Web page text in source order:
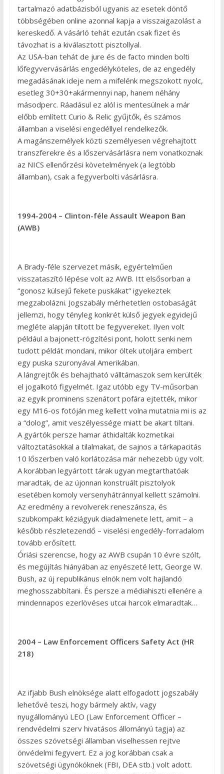
tartalmazó adatbázisból ugyanis az esetek döntő
többségében online azonnal kapja a visszaigazolást a
kereskedő. A vásárló tehát ezután csak fizet és
távozhat is a kiválasztott pisztollyal.
Az USA-ban tehát de jure és de facto minden bolti
lőfegyvervásárlás engedélyköteles, de az engedély
megadásának ideje nem a mifelénk megszokott nyolc,
esetleg 30+30+akármennyi nap, hanem néhány
másodperc. Ráadásul ez alól is mentesülnek a már
előbb említett Curio & Relic gyűjtők, és számos
államban a viselési engedéllyel rendelkezők.
A magánszemélyek közti személyesen végrehajtott
transzferekre és a lőszervásárlásra nem vonatkoznak
az NICS ellenőrzési követelmények (a legtöbb
államban), csak a fegyverbolti vásárlásra.
1994-2004 – Clinton-féle Assault Weapon Ban
(AWB)
A Brady-féle szervezet másik, egyértelműen
visszataszító lépése volt az AWB. Itt elsősorban a
“gonosz külsejű fekete puskákat” igyekeztek
megzabolázni. Jogszabály mérhetetlen ostobaságát
jellemzi, hogy tényleg konkrét külső jegyek egyidejű
megléte alapján tiltott be fegyvereket. Ilyen volt
például a bajonett-rögzítési pont, holott senki nem
tudott példát mondani, mikor öltek utoljára embert
egy puska szuronyával Amerikában.
A lángrejtők és behajtható válltámaszok sem kerülték
el jogalkotó figyelmét. Igaz utóbb egy TV-műsorban
az egyik prominens szenátort pofára ejtették, mikor
egy M16-os fotóján meg kellett volna mutatnia mi is az
a “dolog”, amit veszélyessége miatt be akart tiltani.
A gyártók persze hamar áthidalták kozmetikai
változtatásokkal a tilalmakat, de sajnos a tárkapacitás
10 lőszerben való korlátozása már nehezebb ügy volt.
A korábban legyártott tárak ugyan megtarthatóak
maradtak, de az újonnan konstruált pisztolyok
esetében komoly versenyhátránnyal kellett számolni.
Az eredmény a revolverek reneszánsza, és
szubkompakt kéziágyuk diadalmenete lett, amit – a
később részletezendő – viselési engedély-forradalom
tovább erősített.
Óriási szerencse, hogy az AWB csupán 10 évre szólt,
és megújítás hiányában az enyészeté lett, George W.
Bush, az új republikánus elnök nem volt hajlandó
meghosszabbítani. És persze a médiahiszti ellenére a
mindennapos ezerlövéses utcai harcok elmaradtak…
2004 – Law Enforcement Officers Safety Act (HR
218)
Az ifjabb Bush elnöksége alatt elfogadott jogszabály
lehetővé teszi, hogy bármely aktív, vagy
nyugállományú LEO (Law Enforcement Officer –
rendvédelmi szerv hivatásos állományú tagja) az
összes szövetségi államban viselhessen rejtve
önvédelmi fegyvert. Ez a jog korábban csak a
szövetségi ügynököknek (FBI, DEA stb.) volt adott.